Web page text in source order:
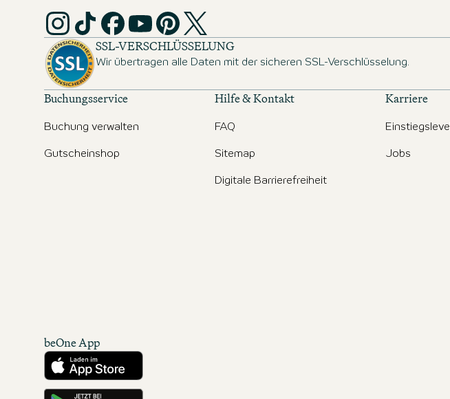
SSL-VERSCHLÜSSELUNG
Wir übertragen alle Daten mit der sicheren SSL-Verschlüsselung.
Buchungsservice
Buchung verwalten
Gutscheinshop
Hilfe & Kontakt
FAQ
Sitemap
Digitale Barrierefreiheit
Karriere
Einstiegslevel
Jobs
beOne App
Herunterladen aus dem App Store